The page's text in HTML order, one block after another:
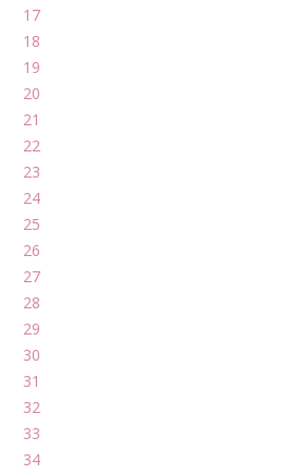
17
18
19
20
21
22
23
24
25
26
27
28
29
30
31
32
33
34